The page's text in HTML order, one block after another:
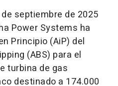
de septiembre de 2025
Power Systems ha
Principio (AiP) del
(ABS) para el
turbina de gas
destinado a 174.000